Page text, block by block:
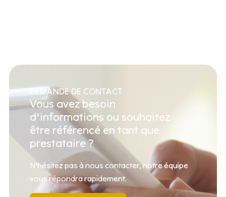
DEMANDE DE CONTACT
Vous avez besoin
d’informations ou souhaitez
être référencé en tant que
prestataire ?
N’hésitez pas à nous contacter, notre équipe
vous répondra rapidement.